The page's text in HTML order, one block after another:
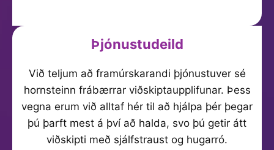
Þjónustudeild
Við teljum að framúrskarandi þjónustuver sé
hornsteinn frábærrar viðskiptaupplifunar. Þess
vegna erum við alltaf hér til að hjálpa þér þegar
þú þarft mest á því að halda, svo þú getir átt
viðskipti með sjálfstraust og hugarró.